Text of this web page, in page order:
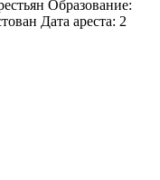
Образование:
Дата ареста: 2